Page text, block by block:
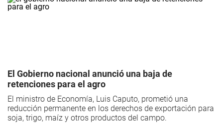
El Gobierno nacional anunció una baja de
retenciones para el agro
El ministro de Economía, Luis Caputo, prometió una
reducción permanente en los derechos de exportación para
soja, trigo, maíz y otros productos del campo.